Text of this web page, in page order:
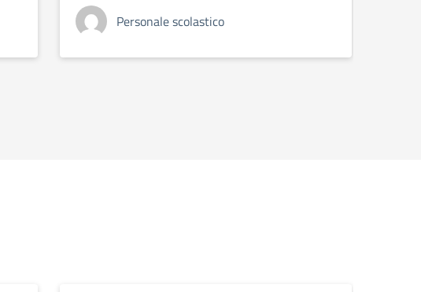
Personale scolastico